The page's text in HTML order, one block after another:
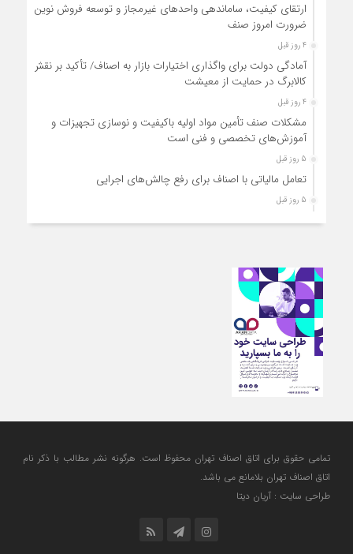
ارتقای کیفیت، ساماندهی واحدهای غیرمجاز و توسعه فروش نوین،
ضرورت امروز صنف
4 روز قبل
آمادگی دولت برای واگذاری اختیارات بازار به اصناف/ تأکید بر نقش
کالابرگ در حمایت از معیشت
4 روز قبل
مشکلات صنف تأمین مواد اولیه باکیفیت و نوسازی تجهیزات و
آموزش‌های تخصصی و فنی است
5 روز قبل
تعامل مالیاتی با اصناف برای رفع چالش‌های اجرایی
5 روز قبل
توجه به دغدغه های اصناف، کلید حل مشکلات اقتصادی کشور
واحدهای مجاز انجام شود
تمامی حقوق برای اتاق اصناف تهران محفوظ است. هرگونه نشر مطالب با ذكر نام
اتاق اصناف تهران بلامانع مي باشد.
طراحی سایت : آریان دیتا